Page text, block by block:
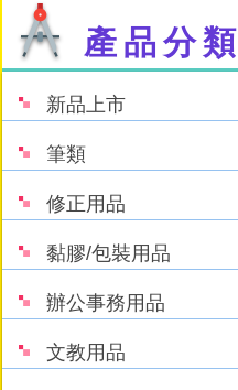
產品分類
新品上市
筆類
修正用品
黏膠/包裝用品
辦公事務用品
文教用品